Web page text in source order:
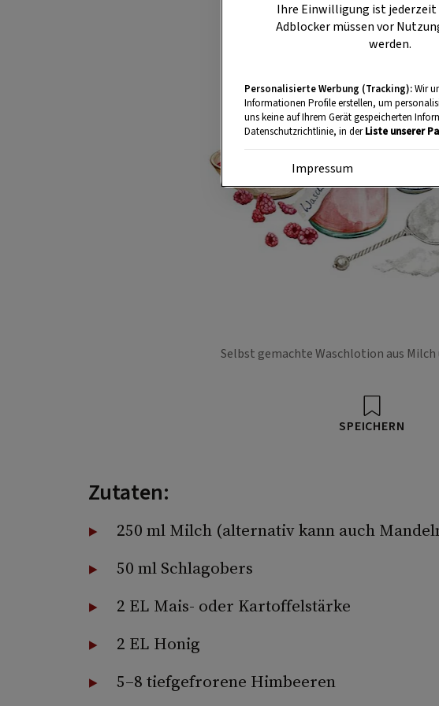
Selbst gemachte Waschlotion aus Milch
SPEICHERN
Zutaten:
250 ml Milch (alternativ kann auch
50 ml Schlagobers
2 EL Mais- oder Kartoffelstärke
2 EL Honig
5–8 tiefgefrorene Himbeeren
Ihre Einwilligung ist jederzeit
Adblocker müssen vor
werden.
Personalisierte Werbung (Tracking):Wir
Informationen Profile erstellen, um
uns keine auf Ihrem Gerät gespeicherten
Datenschutzrichtlinie, in derListe unserer
Impressum